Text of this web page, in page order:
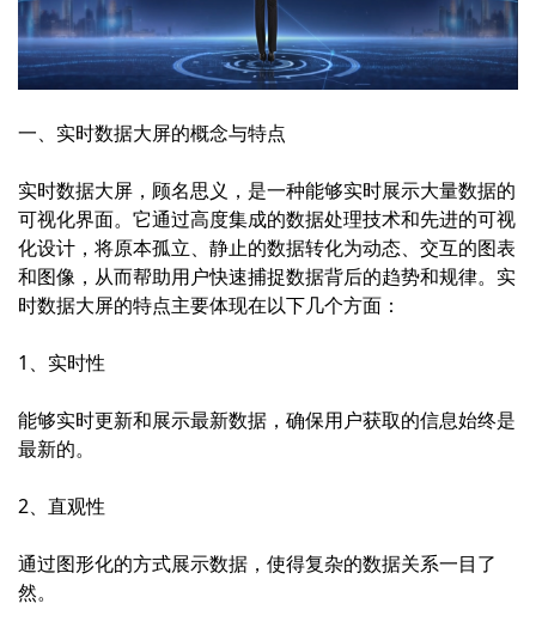
一、实时数据大屏的概念与特点
实时数据大屏，顾名思义，是一种能够实时展示大量数据的
可视化界面。它通过高度集成的数据处理技术和先进的可视
化设计，将原本孤立、静止的数据转化为动态、交互的图表
和图像，从而帮助用户快速捕捉数据背后的趋势和规律。实
时数据大屏的特点主要体现在以下几个方面：
1、实时性
能够实时更新和展示最新数据，确保用户获取的信息始终是
最新的。
2、直观性
通过图形化的方式展示数据，使得复杂的数据关系一目了
然。